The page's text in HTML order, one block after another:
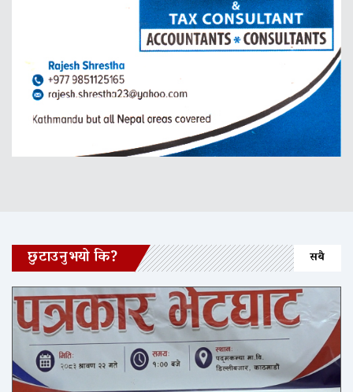
छुटाउनुभयो कि? सबै